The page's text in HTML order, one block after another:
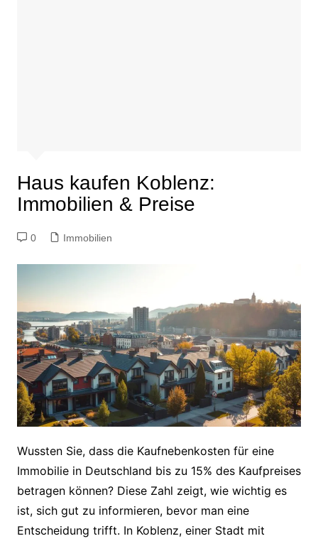
Haus kaufen Koblenz:
Immobilien & Preise
0 Immobilien
Wussten Sie, dass die Kaufnebenkosten für eine
Immobilie in Deutschland bis zu 15% des Kaufpreises
betragen können? Diese Zahl zeigt, wie wichtig es
ist, sich gut zu informieren, bevor man eine
Entscheidung trifft. In Koblenz, einer Stadt mit